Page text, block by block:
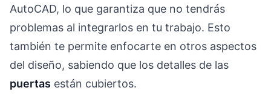
AutoCAD, lo que garantiza que no tendrás
problemas al integrarlos en tu trabajo. Esto
también te permite enfocarte en otros aspectos
del diseño, sabiendo que los detalles de las
puertas están cubiertos.